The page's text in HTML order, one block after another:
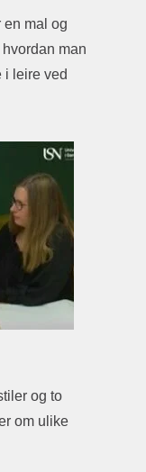
en mal og
man
i leire ved
og to
om ulike